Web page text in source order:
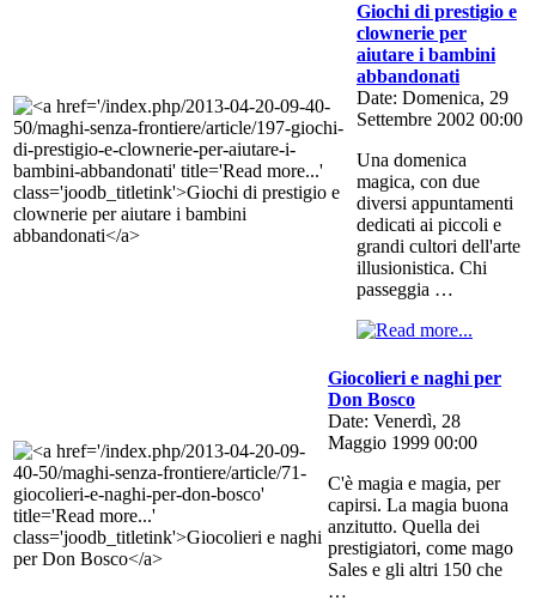
Giochi di prestigio e
clownerie per
aiutare i bambini
abbandonati
Date: Domenica, 29
Settembre 2002 00:00
Una domenica
magica, con due
diversi appuntamenti
dedicati ai piccoli e
grandi cultori dell'arte
illusionistica. Chi
passeggia …
Giocolieri e naghi per
Don Bosco
Date: Venerdì, 28
Maggio 1999 00:00
C'è magia e magia, per
capirsi. La magia buona
anzitutto. Quella dei
prestigiatori, come mago
Sales e gli altri 150 che
…